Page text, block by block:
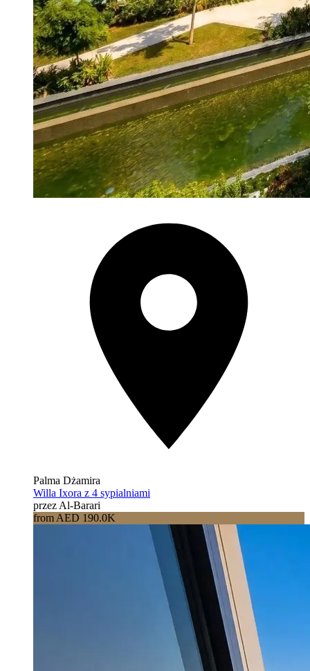
Palma Dżamira
Willa Ixora z 4 sypialniami
przez Al-Barari
from AED 190.0K